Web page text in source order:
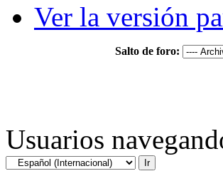
Ver la versión
Salto de foro:
Usuarios